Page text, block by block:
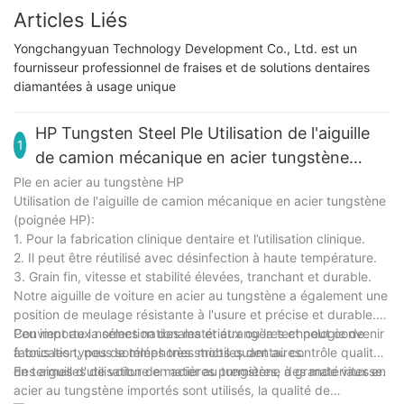
Articles Liés
Yongchangyuan Technology Development Co., Ltd. est un
fournisseur professionnel de fraises et de solutions dentaires
diamantées à usage unique
1
HP Tungsten Steel Ple Utilisation de l'aiguille
de camion mécanique en acier tungstène
(poignée HP)
Ple en acier au tungstène HP
Utilisation de l'aiguille de camion mécanique en acier tungstène
(poignée HP):
1. Pour la fabrication clinique dentaire et l’utilisation clinique.
2. Il peut être réutilisé avec désinfection à haute température.
3. Grain fin, vitesse et stabilité élevées, tranchant et durable.
Notre aiguille de voiture en acier au tungstène a également une
position de meulage résistante à l'usure et précise et durable.
Convient aux normes nationales et étrangères et peut convenir
à tous les types de téléphones mobiles dentaires.
Peu importe la sélection des matériaux ou la technologie de
fabrication, nous sommes très stricts quant au contrôle qualité
des aiguilles de voiture en acier au tungstène à grande vitesse.
En termes d'utilisation de matières premières, des matériaux en
acier au tungstène importés sont utilisés, la qualité de